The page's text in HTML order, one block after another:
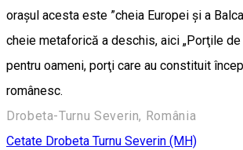
orașul acesta este ”cheia Europei și a
cheie metaforică a deschis, aici „Porţile de
pentru oameni, porţi care au constituit
românesc.
Drobeta-Turnu Severin, România
Cetate Drobeta Turnu Severin (MH)